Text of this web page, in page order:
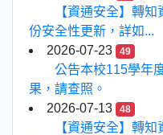
【資通安全】轉
份安全性更新，詳如...
2026-07-23
49
公告本校115學年
果，請查照。
2026-07-13
48
【資通安全】轉